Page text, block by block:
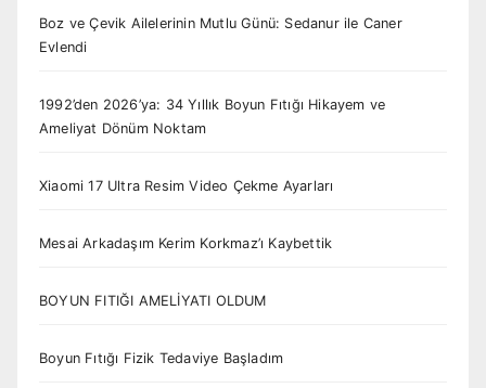
Boz ve Çevik Ailelerinin Mutlu Günü: Sedanur ile Caner
Evlendi
1992’den 2026’ya: 34 Yıllık Boyun Fıtığı Hikayem ve
Ameliyat Dönüm Noktam
Xiaomi 17 Ultra Resim Video Çekme Ayarları
Mesai Arkadaşım Kerim Korkmaz’ı Kaybettik
BOYUN FITIĞI AMELİYATI OLDUM
Boyun Fıtığı Fizik Tedaviye Başladım